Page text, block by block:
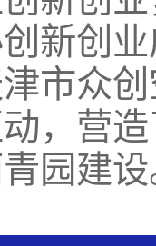
新创
市众
，营
园建